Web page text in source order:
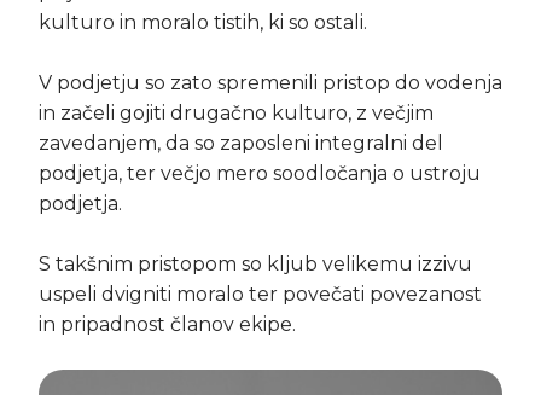
kulturo in moralo tistih, ki so ostali.
V podjetju so zato spremenili pristop do vodenja
in začeli gojiti drugačno kulturo, z večjim
zavedanjem, da so zaposleni integralni del
podjetja, ter večjo mero soodločanja o ustroju
podjetja.
S takšnim pristopom so kljub velikemu izzivu
uspeli dvigniti moralo ter povečati povezanost
in pripadnost članov ekipe.